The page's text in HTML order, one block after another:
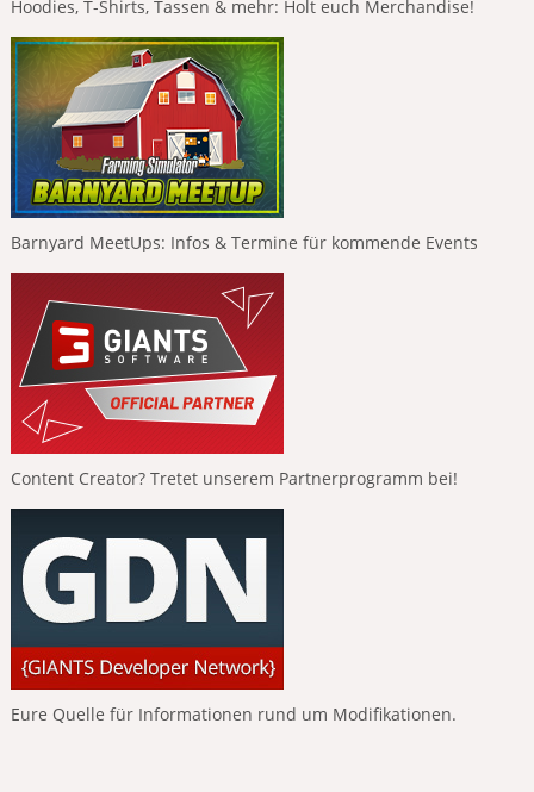
Hoodies, T-Shirts, Tassen & mehr: Holt euch Merchandise!
Barnyard MeetUps: Infos & Termine für kommende Events
Content Creator? Tretet unserem Partnerprogramm bei!
Eure Quelle für Informationen rund um Modifikationen.